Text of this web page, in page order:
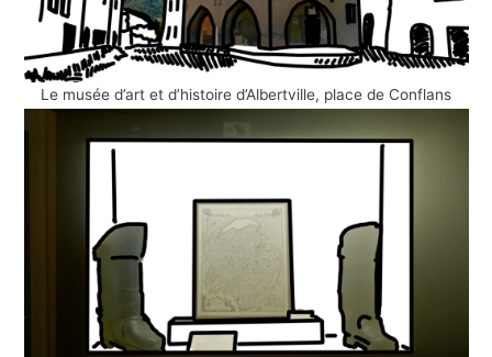
Le musée d’art et d’histoire d’Albertville, place de Conflans